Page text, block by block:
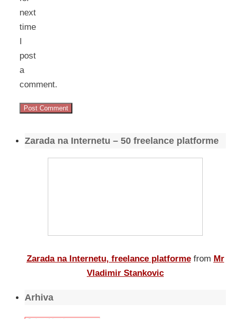
next
time
I
post
a
comment.
Zarada na Internetu – 50 freelance platforme
Zarada na Internetu, freelance platforme from Mr
Vladimir Stankovic
Arhiva